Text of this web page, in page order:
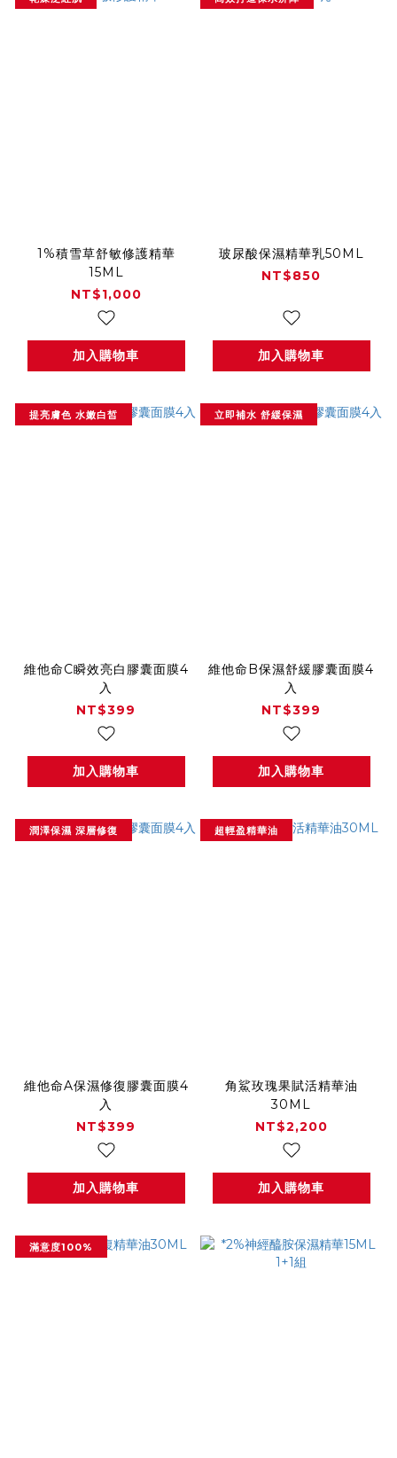
1%積雪草舒敏修護精華
15ML
NT$1,000
加入購物車
玻尿酸保濕精華乳50ML
NT$850
加入購物車
提亮膚色 水嫩白皙
維他命C瞬效亮白膠囊面膜4
入
NT$399
加入購物車
立即補水 舒緩保濕
維他命B保濕舒緩膠囊面膜4
入
NT$399
加入購物車
潤澤保濕 深層修復
維他命A保濕修復膠囊面膜4
入
NT$399
加入購物車
超輕盈精華油
角鯊玫瑰果賦活精華油
30ML
NT$2,200
加入購物車
滿意度100%